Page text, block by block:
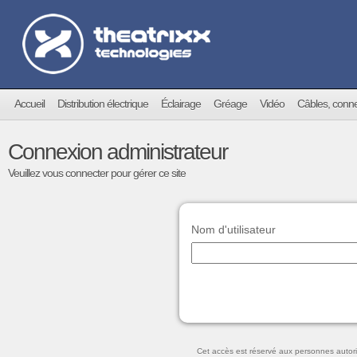
Accueil Distribution électrique Éclairage Gréage Vidéo Câbles,
Connexion administrateur
Veuillez vous connecter pour gérer ce site
Nom d'utilisateur
Cet accès est réservé aux personnes